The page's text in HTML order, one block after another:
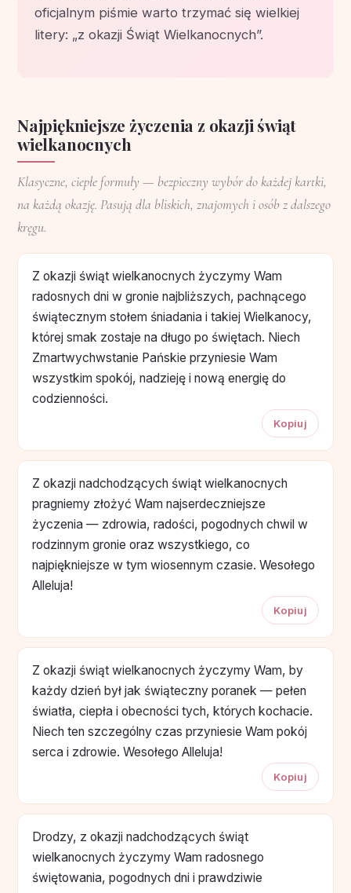
oficjalnym piśmie warto trzymać się wielkiej
litery: „z okazji Świąt Wielkanocnych”.
Najpiękniejsze życzenia z okazji świąt
wielkanocnych
Klasyczne, ciepłe formuły — bezpieczny wybór do każdej kartki,
na każdą okazję. Pasują dla bliskich, znajomych i osób z dalszego
kręgu.
Z okazji świąt wielkanocnych życzymy Wam
radosnych dni w gronie najbliższych, pachnącego
świątecznym stołem śniadania i takiej Wielkanocy,
której smak zostaje na długo po świętach. Niech
Zmartwychwstanie Pańskie przyniesie Wam
wszystkim spokój, nadzieję i nową energię do
codzienności.
Kopiuj
Z okazji nadchodzących świąt wielkanocnych
pragniemy złożyć Wam najserdeczniejsze
życzenia — zdrowia, radości, pogodnych chwil w
rodzinnym gronie oraz wszystkiego, co
najpiękniejsze w tym wiosennym czasie. Wesołego
Alleluja!
Kopiuj
Z okazji świąt wielkanocnych życzymy Wam, by
każdy dzień był jak świąteczny poranek — pełen
światła, ciepła i obecności tych, których kochacie.
Niech ten szczególny czas przyniesie Wam pokój
serca i zdrowie. Wesołego Alleluja!
Kopiuj
Drodzy, z okazji nadchodzących świąt
wielkanocnych życzymy Wam radosnego
świętowania, pogodnych dni i prawdziwie